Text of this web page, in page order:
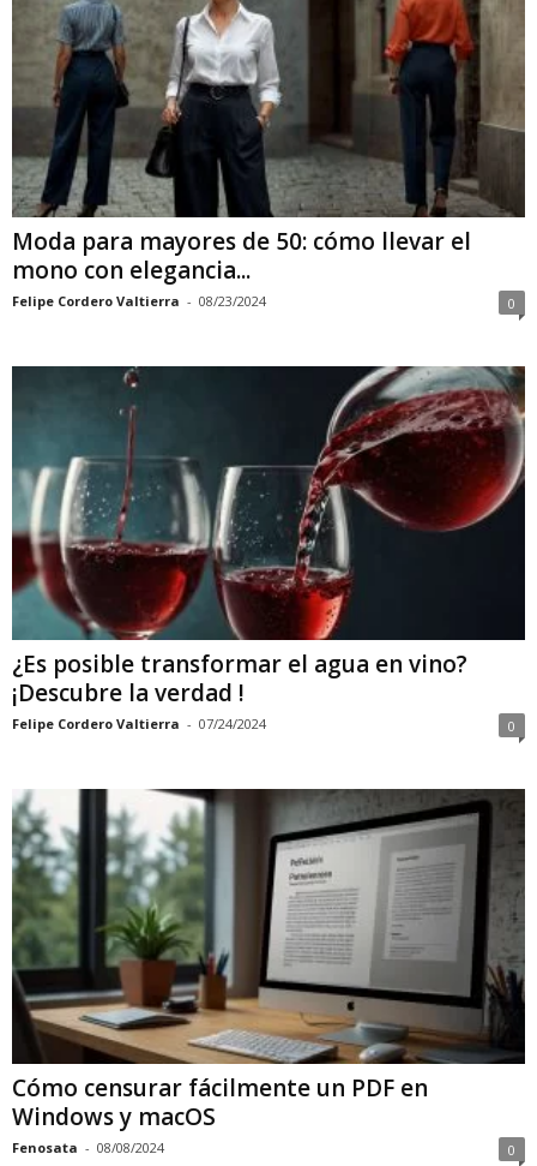
Moda para mayores de 50: cómo llevar el
mono con elegancia...
Felipe Cordero Valtierra - 08/23/2024 0
¿Es posible transformar el agua en vino?
¡Descubre la verdad !
Felipe Cordero Valtierra - 07/24/2024 0
Cómo censurar fácilmente un PDF en
Windows y macOS
Fenosata - 08/08/2024 0